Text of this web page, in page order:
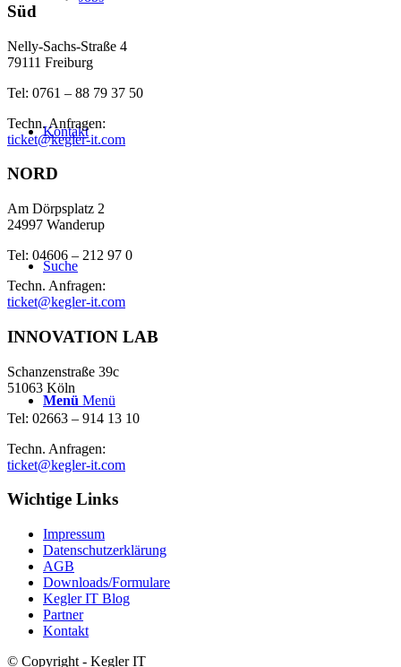
Kontakt
Suche
Menü Menü
Süd
Nelly-Sachs-Straße 4
79111 Freiburg
Tel: 0761 – 88 79 37 50
Techn. Anfragen:
ticket@kegler-it.com
NORD
Am Dörpsplatz 2
24997 Wanderup
Tel: 04606 – 212 97 0
Techn. Anfragen:
ticket@kegler-it.com
INNOVATION LAB
Schanzenstraße 39c
51063 Köln
Tel: 02663 – 914 13 10
Techn. Anfragen:
ticket@kegler-it.com
Wichtige Links
Impressum
Datenschutzerklärung
AGB
Downloads/Formulare
Kegler IT Blog
Partner
Kontakt
© Copyright - Kegler IT